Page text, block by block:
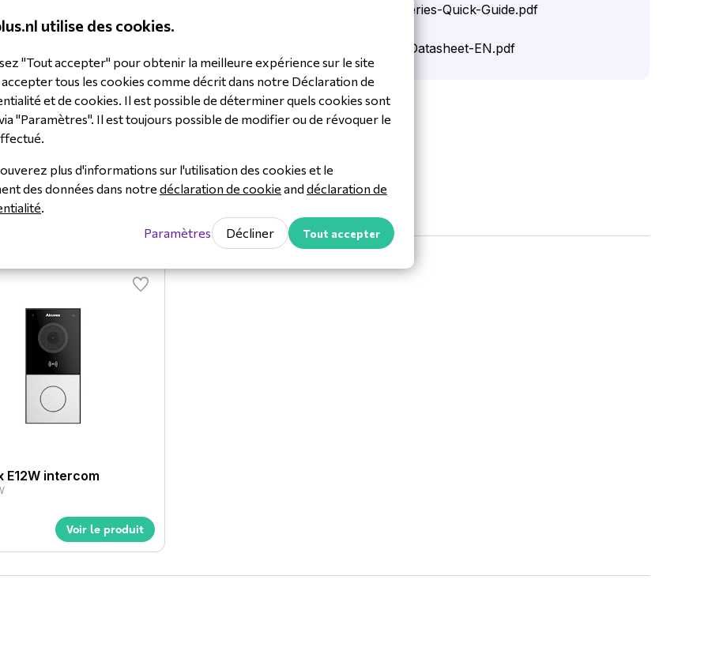
avec les câbles souhaités
via l'interface web.
au mur (support inclus) ou le
argent
800x480
de perturbations et permet une
nécessaire)
Akuvox-C313-Series-Quick-Guide.pdf
Akuvox-C313S-Datasheet-EN.pdf
E12W intercom
Voir le produit
utilise des cookies.
"Tout accepter" pour obtenir la meilleure expérience sur le site
tous les cookies comme décrit dans notre Déclaration de
et de cookies. Il est possible de déterminer quels cookies sont
"Paramètres". Il est toujours possible de modifier ou de révoquer le
plus d'informations sur l'utilisation des cookies et le
des données dans notre déclaration de cookie and déclaration de
.
Paramètres
Décliner Tout accepter